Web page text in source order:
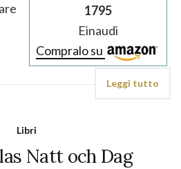
1795
Einaudi
Compralo su
Leggi tutto
Libri
Natt och Dag